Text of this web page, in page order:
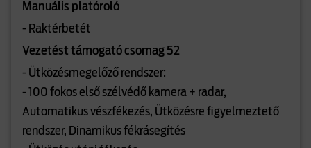
Manuális platóroló
- Raktérbetét
Vezetést támogató csomag 52
- Ütközésmegelőző rendszer:
- 100 fokos első szélvédő kamera + radar,
Automatikus vészfékezés, Ütközésre figyelmeztető
rendszer, Dinamikus fékrásegítés